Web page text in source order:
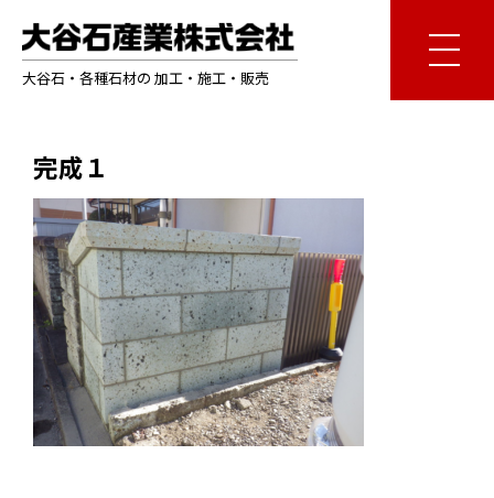
大谷石・各種石材の 加工・施工・販売
完成１